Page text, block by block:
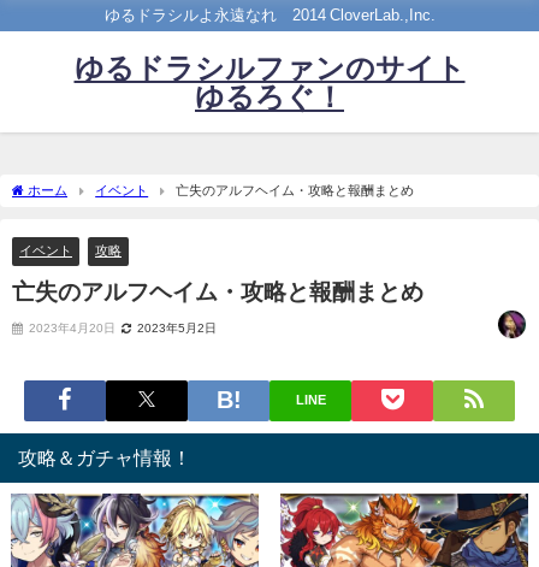
ゆるドラシルよ永遠なれ©2014 CloverLab.,Inc.
ゆるドラシルファンのサイト
ゆるろぐ！
ホーム イベント 亡失のアルフヘイム・攻略と報酬まとめ
イベント 攻略
亡失のアルフヘイム・攻略と報酬まとめ
2023年4月20日 2023年5月2日
LINE
攻略＆ガチャ情報！